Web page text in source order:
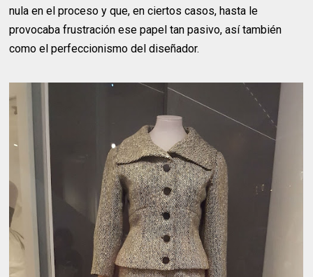
nula en el proceso y que, en ciertos casos, hasta le
provocaba frustración ese papel tan pasivo, así también
como el perfeccionismo del diseñador.